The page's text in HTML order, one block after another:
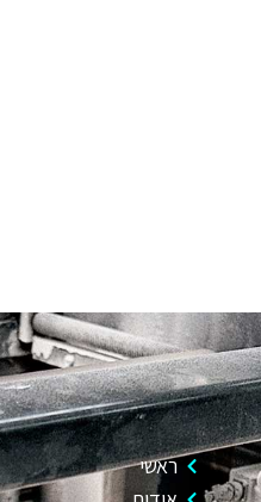
ראשי